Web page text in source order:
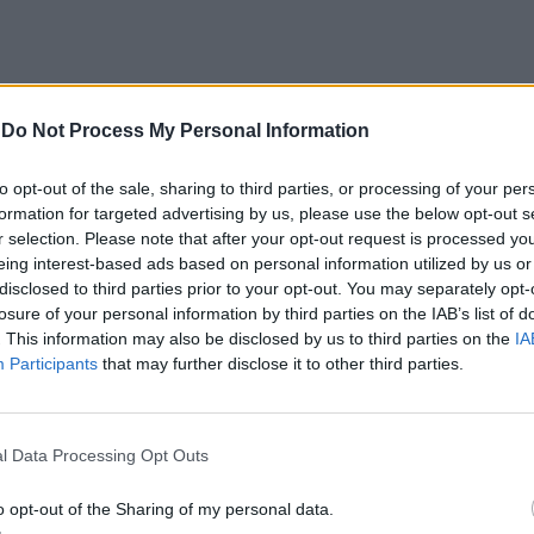
Do Not Process My Personal Information
opt-out of the sale, sharing to third parties, or processing of your
for targeted advertising by us, please use the below opt-out
selection. Please note that after your opt-out request is processed
interest-based ads based on personal information utilized by us
to third parties prior to your opt-out. You may separately
of your personal information by third parties on the IAB’s list of
This information may also be disclosed by us to third parties on the
Participants that may further disclose it to other third parties.
Data Processing Opt Outs
opt-out of the Sharing of my personal data.
entre 100 e 500 euros e os 686.504 que têm
efetuar o pagamento apenas da primeira
o mês de maio, quando o seu valor é
pagas em maio e novembro quando oscila
de igual montante a serem pagas em maio,
a possibilidade de, querendo, efetuar o